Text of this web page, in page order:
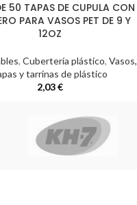
50 TAPAS DE CUPULA CON
PARA VASOS PET DE 9 Y
12OZ
,Cubertería plástico,Vasos,
y tarrinas de plástico
2,03€